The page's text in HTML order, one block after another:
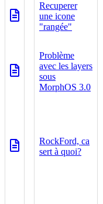
Recuperer
une icone
"rangée"
Problème
avec les layers
sous
MorphOS 3.0
RockFord, ca
sert à quoi?